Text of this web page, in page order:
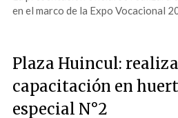
en el marco de la Expo Vocacional
Plaza Huincul:
capacitación en
especial N°2